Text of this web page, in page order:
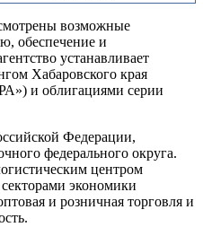
возможные
обеспечение и
устанавливает
Хабаровского края
и облигациями серии
Федерации,
федерального округа.
центром
экономики
и розничная торговля и